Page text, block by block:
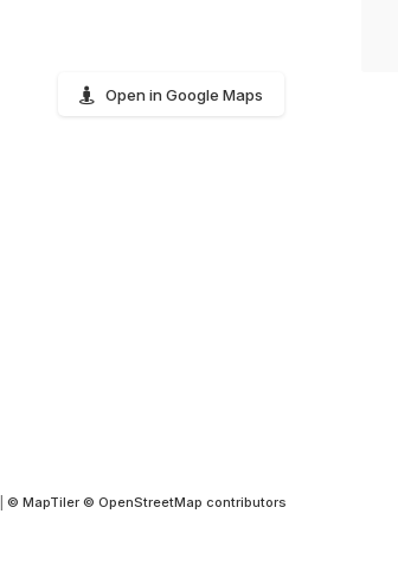
© MapTiler © OpenStreetMap contributors
Open in Google Maps